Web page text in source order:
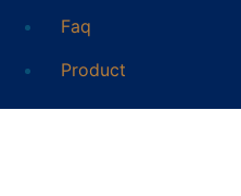
Faq
Product